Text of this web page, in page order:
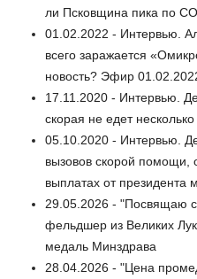
ли Псковщина пика по
01.02.2022 - Интервью.
всего заражается
новость? Эфир
17.11.2020 - Интервью.
скорая не едет
05.10.2020 - Интервью.
вызовов скорой помощи,
выплатах от
29.05.2026 - "Посвящаю
фельдшер из Великих
медаль Минздрава
28.04.2026 - "Цена